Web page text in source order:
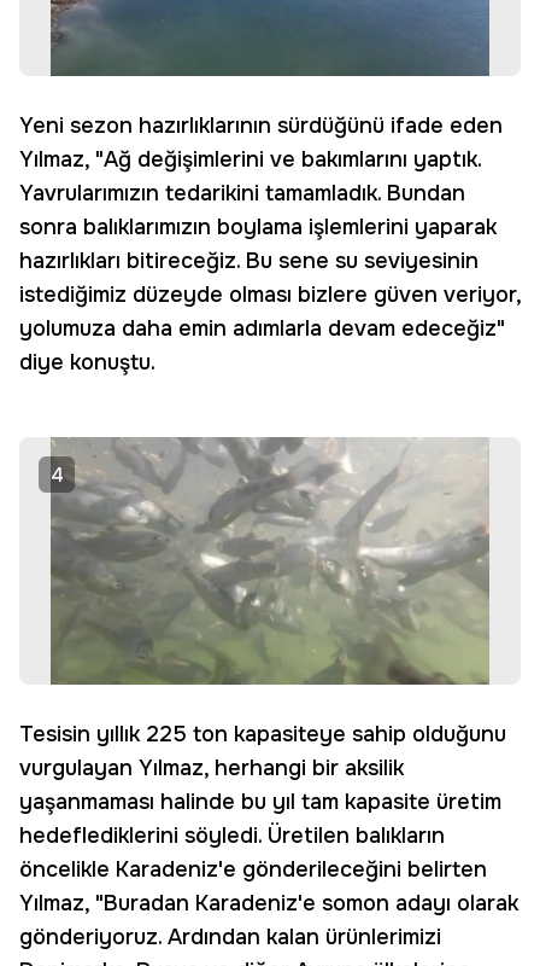
Yeni sezon hazırlıklarının sürdüğünü ifade eden
Yılmaz, "Ağ değişimlerini ve bakımlarını yaptık.
Yavrularımızın tedarikini tamamladık. Bundan
sonra balıklarımızın boylama işlemlerini yaparak
hazırlıkları bitireceğiz. Bu sene su seviyesinin
istediğimiz düzeyde olması bizlere güven veriyor,
yolumuza daha emin adımlarla devam edeceğiz"
diye konuştu.
4
Tesisin yıllık 225 ton kapasiteye sahip olduğunu
vurgulayan Yılmaz, herhangi bir aksilik
yaşanmaması halinde bu yıl tam kapasite üretim
hedeflediklerini söyledi. Üretilen balıkların
öncelikle Karadeniz'e gönderileceğini belirten
Yılmaz, "Buradan Karadeniz'e somon adayı olarak
gönderiyoruz. Ardından kalan ürünlerimizi